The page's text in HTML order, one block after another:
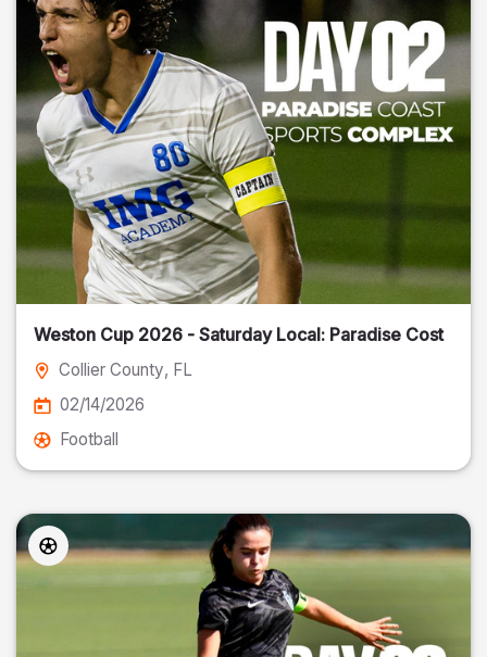
Weston Cup 2026 - Saturday Local: Paradise Cost
Collier County, FL
02/14/2026
Football